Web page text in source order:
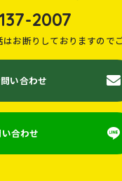
2007
お断りしておりますので
い合わせ
合わせ